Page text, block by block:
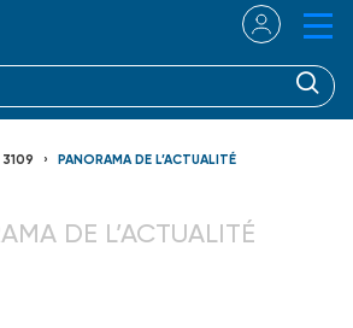
3109 PANORAMA DE L’ACTUALITÉ
DE L’ACTUALITÉ